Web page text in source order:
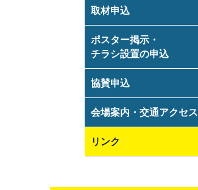
取材申込
ポスター掲示・
チラシ設置の申込
協賛申込
会場案内・交通アクセス
リンク